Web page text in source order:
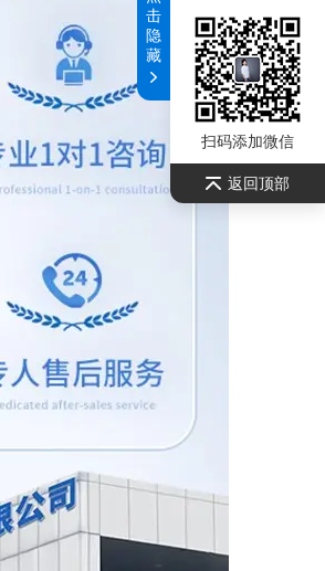
扫码添加微信
返回顶部
击
隐
藏